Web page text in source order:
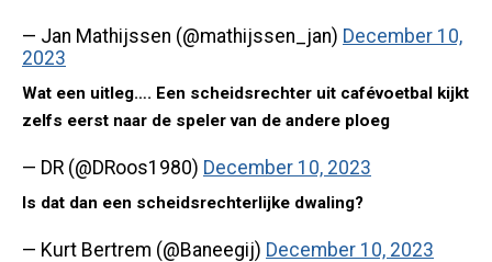
— Jan Mathijssen (@mathijssen_jan) December 10,
2023
Wat een uitleg…. Een scheidsrechter uit cafévoetbal kijkt
zelfs eerst naar de speler van de andere ploeg
— DR (@DRoos1980) December 10, 2023
Is dat dan een scheidsrechterlijke dwaling?
— Kurt Bertrem (@Baneegij) December 10, 2023